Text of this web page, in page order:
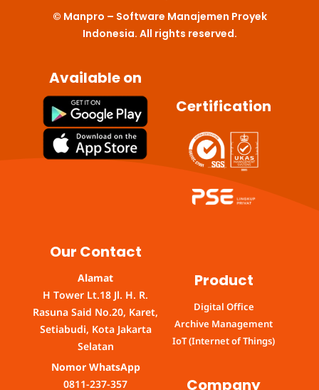
© Manpro – Software Manajemen Proyek
Indonesia. All rights reserved.
Available on
Certification
Our Contact
Alamat
H Tower Lt.18 Jl. H. R.
Rasuna Said No.20, Karet,
Setiabudi, Kota Jakarta
Selatan
Nomor WhatsApp
0811-237-357
Product
Digital Office
Archive Management
IoT (Internet of Things)
Company